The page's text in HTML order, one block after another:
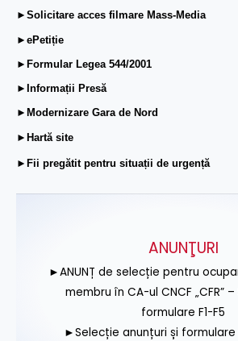
►Solicitare acces filmare Mass-Media
►ePetiție
►Formular Legea 544/2001
►Informații Presă
►Modernizare Gara de Nord
►Hartă site
►Fii pregătit pentru situații de urgență
ANUNŢURI
►ANUNȚ de selecție pentru
membru în CA-ul CNCF „CFR”
formulare F1-F5
►Selecție anunțuri și formulare